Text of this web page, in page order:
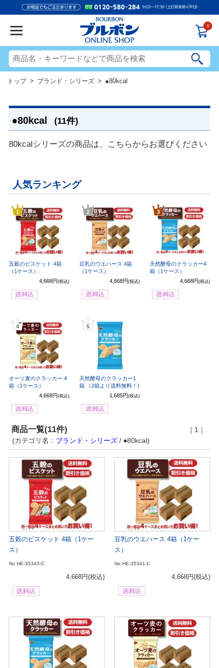
0
トップ> ブランド・シリーズ > ●80kcal
●80kcal (11件)
80kcalシリーズの商品は、こちらからお選びください
人気ランキング
1
五穀のビスケット 4箱
（1ケース）
4,668円 (税込)
2
豆乳のウエハース 4箱
（1ケース）
4,668円 (税込)
3
天然酵母のクラッカー4
箱（1ケース）
4,668円(税込)
4
オーツ麦のクラッカー 4
箱（1ケース）
4,668円 (税込)
5
天然酵母のクラッカー1
箱 （2箱より送料無料！)
1,685円 (税込)
商品一覧(11件)
｜1｜
(カテゴリ名： ブランド・シリーズ/ ●80kcal)
五穀のビスケット 4箱（1ケー
ス）
No.HE-35343-C
4,668円(税込)
豆乳のウエハース 4箱（1ケー
ス）
No.HE-35341-C
4,668円(税込)